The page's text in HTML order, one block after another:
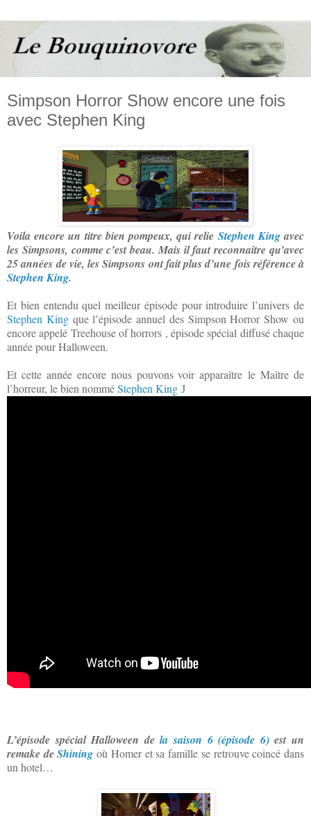
Simpson Horror Show encore une fois
avec Stephen King
Voila encore un titre bien pompeux, qui relie Stephen Kingavec
les Simpsons, comme c’est beau. Mais il faut reconnaître qu’avec
25 années de vie, les Simpsons ont fait plus d’une fois référence à
Stephen King.
Et bien entendu quel meilleur épisode pour introduire l’univers de
Stephen Kingque l’épisode annuel des Simpson Horror Show ou
encore appelé Treehouse of horrors , épisode spécial diffusé chaque
année pour Halloween.
Et cette année encore nous pouvons voir apparaître le Maître de
l’horreur, le bien nomméStephen King J
L’épisode spécial Halloween dela saison 6 (épisode 6)est un
remake deShining où Homer et sa famille se retrouve coincé dans
un hotel…